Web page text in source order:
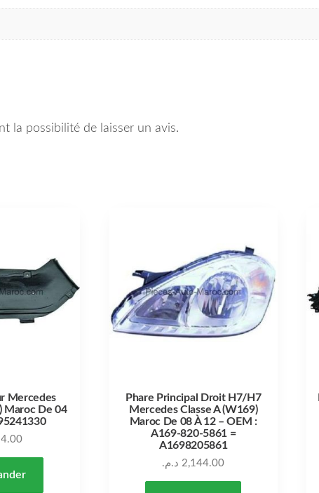
la possibilité de laisser un avis.
Mercedes
Maroc De 04
Phare Principal Droit H7/H7
Mercedes Classe A (W169)
Maroc De 08 À 12 – OEM :
A169-820-5861 =
A1698205861
2,144.00 د.م.